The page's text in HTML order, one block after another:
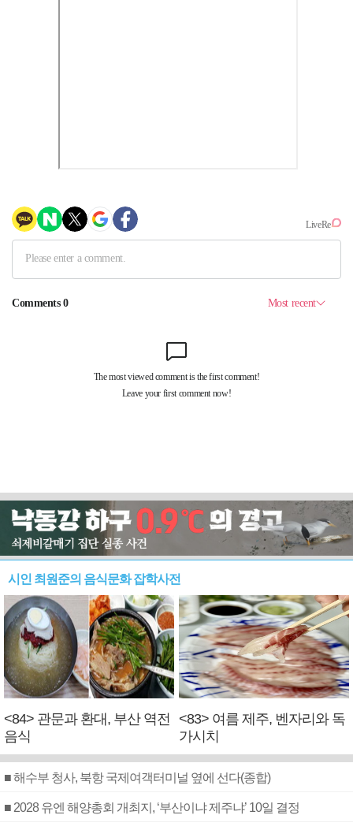
시인 최원준의 음식문화 잡학사전
<84> 관문과 환대, 부산 역전
음식
<83> 여름 제주, 벤자리와 독
가시치
■ 해수부 청사, 북항 국제여객터미널 옆에 선다(종합)
■ 2028 유엔 해양총회 개최지, ‘부산이냐 제주냐’ 10일 결정